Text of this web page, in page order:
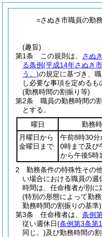
○さぬき市職員の勤
(趣旨)
第1条
この規則は、 さぬ
る条例(平成14年さぬき
う。)の規定に基づき、
し必要な事項を定めるも
(勤務時間の割振り等)
第2条
職員の勤務時間の
とする。
曜日
勤務
月曜日から
金曜日まで
午前8時30分
0時まで及び
から午後5時
2 勤務条件の特殊性その
い場合における職員の
時間は、任命権者が別に
(特別の形態によって勤
勤務時間の割振りの基準)
第3条
任命権者は、 条例
従い週休日(条例第3条第
同じ。)及び勤務時間の